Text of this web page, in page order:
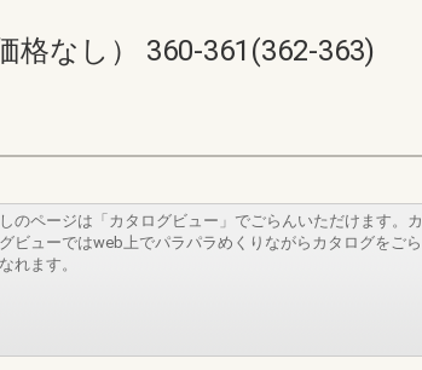
なし） 360-361(362-363)
のページは「カタログビュー」でごらんいただけます。カ
ビューではweb上でパラパラめくりながらカタログをごら
れます。